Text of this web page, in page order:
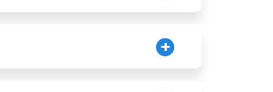
находитесь в поиске широкого